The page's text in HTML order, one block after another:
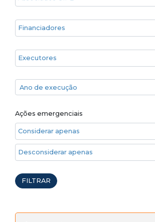
Financiadores
Executores
Ano de execução
Ano de execução
Ações emergenciais
Considerar apenas ações emergenciais
Desconsiderar apenas ações emergenciais
FILTRAR